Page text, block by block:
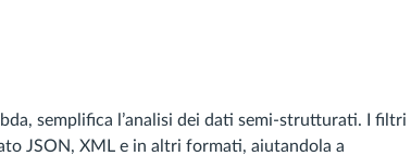
semplifica l’analisi dei dati semi-strutturati. I filtri
JSON, XML e in altri formati, aiutandola a